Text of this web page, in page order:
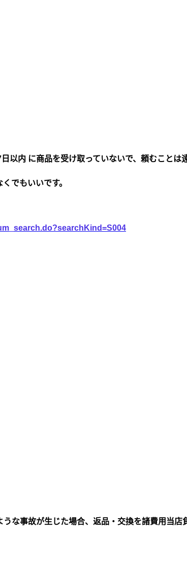
以内 に商品を受け取っていないで、頼むこと
でもいいです。
な事故が生じた場合、返品・交換を諸費用当店